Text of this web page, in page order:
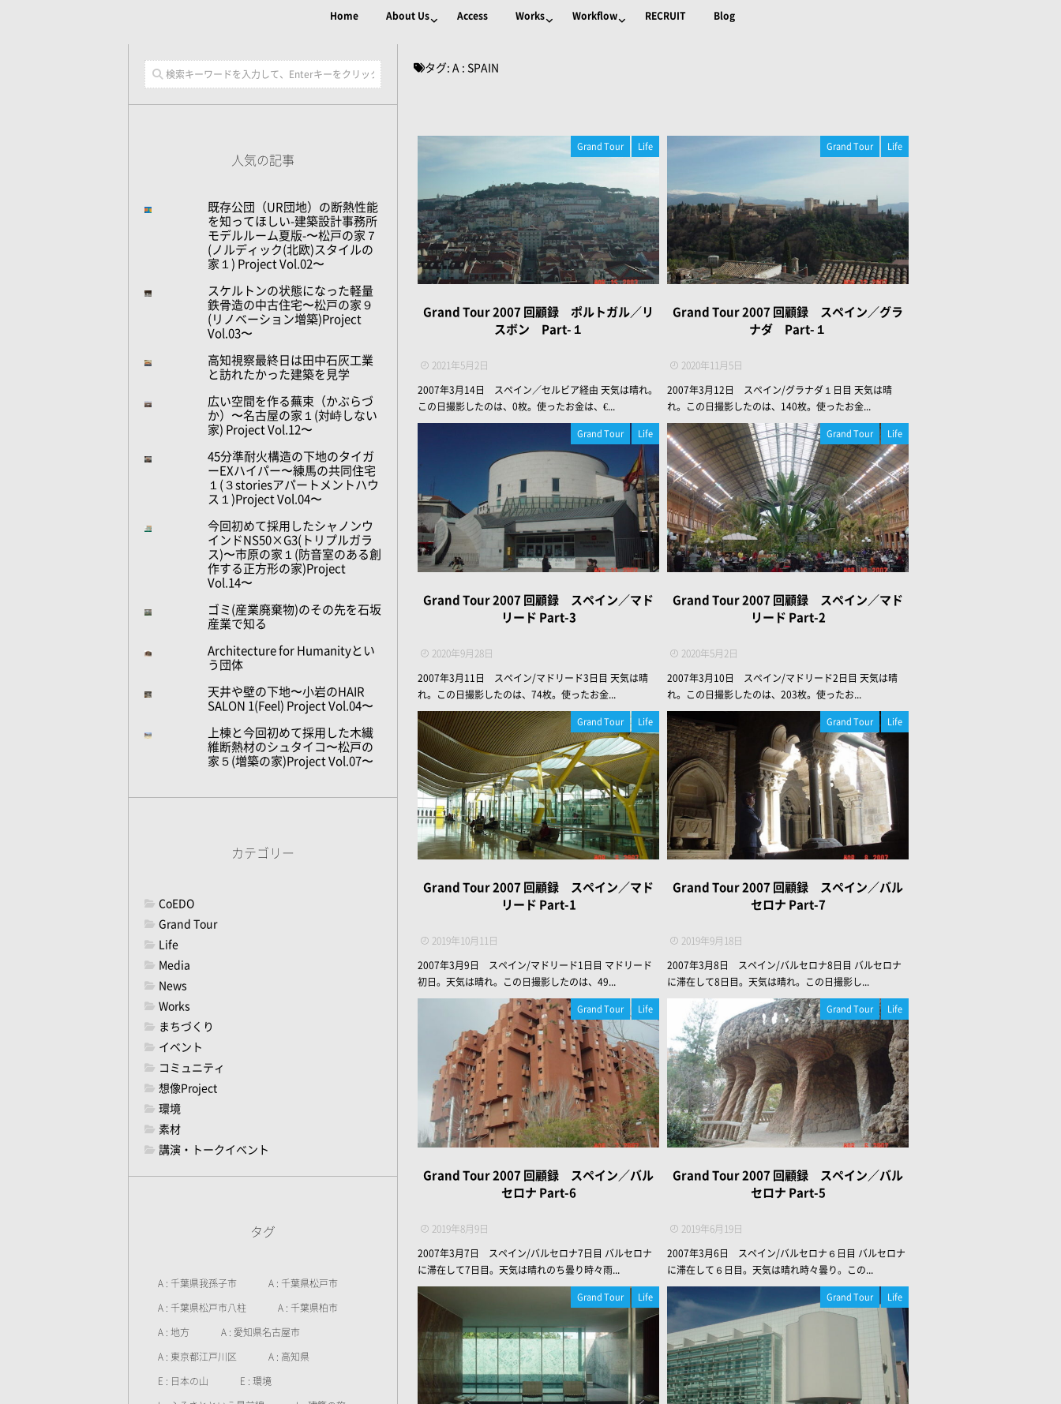
Home About Us Access Works Workflow RECRUIT Blog
タグ: A : SPAIN
Grand Tour Life
Grand Tour 2007 回顧録 ポルトガル／リ
スボン Part-１
2021年5月2日
2007年3月14日 スペイン／セルビア経由 天気は晴れ。
この日撮影したのは、0枚。使ったお金は、€...
Grand Tour Life
Grand Tour 2007 回顧録 スペイン／グラ
ナダ Part-１
2020年11月5日
2007年3月12日 スペイン/グラナダ１日目 天気は晴
れ。この日撮影したのは、140枚。使ったお金...
Grand Tour Life
Grand Tour 2007 回顧録 スペイン／マド
リード Part-3
2020年9月28日
2007年3月11日 スペイン/マドリード3日目 天気は晴
れ。この日撮影したのは、74枚。使ったお金...
Grand Tour Life
Grand Tour 2007 回顧録 スペイン／マド
リード Part-2
2020年5月2日
2007年3月10日 スペイン/マドリード2日目 天気は晴
れ。この日撮影したのは、203枚。使ったお...
Grand Tour Life
Grand Tour 2007 回顧録 スペイン／マド
リード Part-1
2019年10月11日
2007年3月9日 スペイン/マドリード1日目 マドリード
初日。天気は晴れ。この日撮影したのは、49...
Grand Tour Life
Grand Tour 2007 回顧録 スペイン／バル
セロナ Part-7
2019年9月18日
2007年3月8日 スペイン/バルセロナ8日目 バルセロナ
に滞在して8日目。天気は晴れ。この日撮影し...
Grand Tour Life
Grand Tour 2007 回顧録 スペイン／バル
セロナ Part-6
2019年8月9日
2007年3月7日 スペイン/バルセロナ7日目 バルセロナ
に滞在して7日目。天気は晴れのち曇り時々雨...
Grand Tour Life
Grand Tour 2007 回顧録 スペイン／バル
セロナ Part-5
2019年6月19日
2007年3月6日 スペイン/バルセロナ６日目 バルセロナ
に滞在して６日目。天気は晴れ時々曇り。この...
Grand Tour Life Grand Tour Life
人気の記事
既存公団（UR団地）の断熱性能
を知ってほしい-建築設計事務所
モデルルーム夏版-〜松戸の家７
(ノルディック(北欧)スタイルの
家１) Project Vol.02〜
スケルトンの状態になった軽量
鉄骨造の中古住宅〜松戸の家９
(リノベーション増築)Project
Vol.03〜
高知視察最終日は田中石灰工業
と訪れたかった建築を見学
広い空間を作る蕪束（かぶらづ
か）〜名古屋の家１(対峙しない
家) Project Vol.12〜
45分準耐火構造の下地のタイガ
ーEXハイパー〜練馬の共同住宅
１(３storiesアパートメントハウ
ス１)Project Vol.04〜
今回初めて採用したシャノンウ
インドNS50×G3(トリプルガラ
ス)〜市原の家１(防音室のある創
作する正方形の家)Project
Vol.14〜
ゴミ(産業廃棄物)のその先を石坂
産業で知る
Architecture for Humanityとい
う団体
天井や壁の下地〜小岩のHAIR
SALON 1(Feel) Project Vol.04〜
上棟と今回初めて採用した木繊
維断熱材のシュタイコ〜松戸の
家５(増築の家)Project Vol.07〜
カテゴリー
CoEDO
Grand Tour
Life
Media
News
Works
まちづくり
イベント
コミュニティ
想像Project
環境
素材
講演・トークイベント
タグ
A : 千葉県我孫子市 A : 千葉県松戸市
A : 千葉県松戸市八柱 A : 千葉県柏市
A : 地方 A : 愛知県名古屋市
A : 東京都江戸川区 A : 高知県
E : 日本の山 E : 環境